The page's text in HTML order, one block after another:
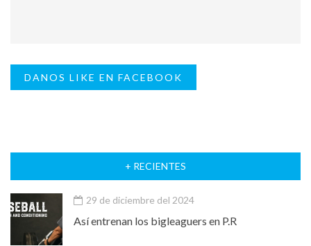
DANOS LIKE EN FACEBOOK
+ RECIENTES
29 de diciembre del 2024
Así entrenan los bigleaguers en P.R